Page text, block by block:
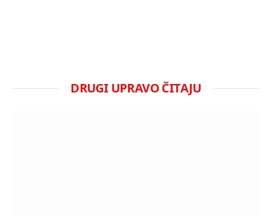
DRUGI UPRAVO ČITAJU